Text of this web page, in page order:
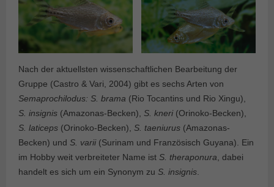
Nach der aktuellsten wissenschaftlichen Bearbeitung der
Gruppe (Castro & Vari, 2004) gibt es sechs Arten von
Semaprochilodus: S. brama (Rio Tocantins und Rio Xingu),
S. insignis (Amazonas-Becken), S. kneri(Orinoko-Becken),
S. laticeps (Orinoko-Becken), S. taeniurus (Amazonas-
Becken) und S. varii(Surinam und Französisch Guyana). Ein
im Hobby weit verbreiteter Name ist S. theraponura , dabei
handelt es sich um ein Synonym zu S. insignis